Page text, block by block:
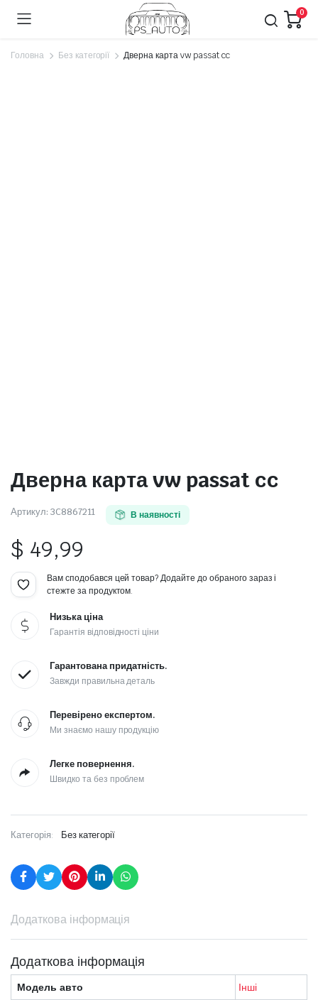
0
Головна Без категорії Дверна карта vw passat cc
Дверна карта vw passat cc
Артикул: 3C8867211 В наявності
$ 49,99
Вам сподобався цей товар? Додайте до обраного зараз і
стежте за продуктом.
Низька ціна
Гарантія відповідності ціни
Гарантована придатність.
Завжди правильна деталь
Перевірено експертом.
Ми знаємо нашу продукцію
Легке повернення.
Швидко та без проблем
Категорія: Без категорії
Додаткова інформація
Додаткова інформація
Модель авто Інші